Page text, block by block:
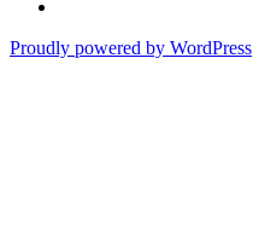
Proudly powered by WordPress